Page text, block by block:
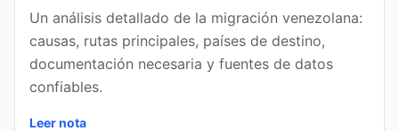
Un análisis detallado de la migración venezolana:
causas, rutas principales, países de destino,
documentación necesaria y fuentes de datos
confiables.
Leer nota